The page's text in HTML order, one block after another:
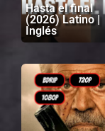
Hasta el final
(2026) Latino |
Inglés